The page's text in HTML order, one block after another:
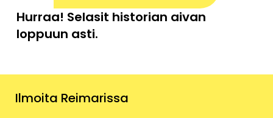
Hurraa! Selasit historian aivan
loppuun asti.
Ilmoita Reimarissa